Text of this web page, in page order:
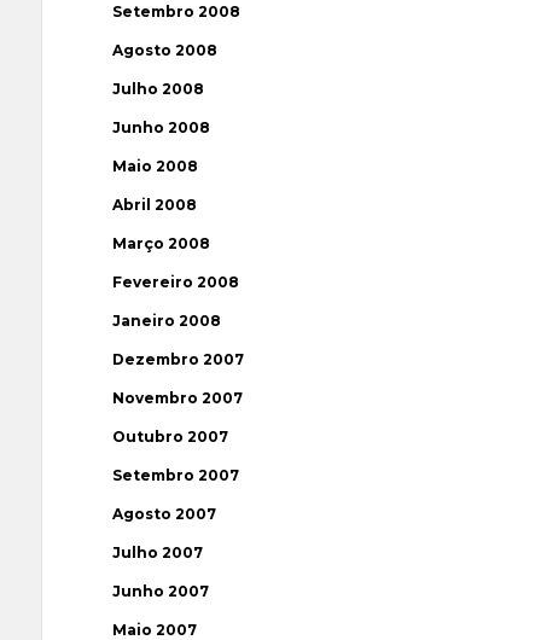
Setembro 2008
Agosto 2008
Julho 2008
Junho 2008
Maio 2008
Abril 2008
Março 2008
Fevereiro 2008
Janeiro 2008
Dezembro 2007
Novembro 2007
Outubro 2007
Setembro 2007
Agosto 2007
Julho 2007
Junho 2007
Maio 2007